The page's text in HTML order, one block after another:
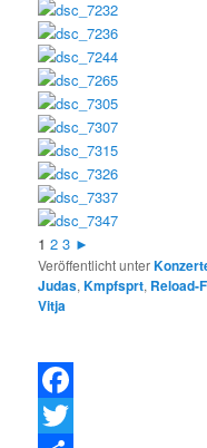
1 2 3 ►
Veröffentlicht unter
Judas,Kmpfsprt, Reload-
Vitja
F